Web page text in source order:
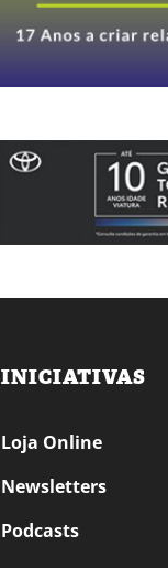
INICIATIVAS
Loja Online
Newsletters
Podcasts